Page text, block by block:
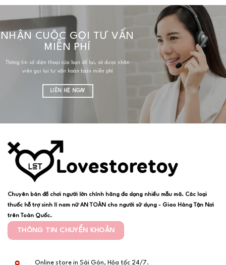
NHẬN CUỘC GỌI TƯ VẤN
MIỄN PHÍ
Thông tin số điện thoại của bạn để lại, sẽ được nhân
viên gọi lại tư vấn hoàn toàn miễn phí
LIÊN HỆ NGAY
Chuyên bán đồ chơi người lớn chính hãng đa dạng nhiều mẫu mã. Các loại
thuốc hỗ trợ sinh lí nam nữ AN TOÀN cho người sử dụng - Giao Hàng Tận Nơi
trên Toàn Quốc.
THÔNG TIN CHUYỂN KHOẢN
Online store in Sài Gòn, Hỏa tốc 24/7.